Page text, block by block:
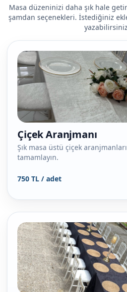
Masa düzeninizi daha şık hale
şamdan seçenekleri. İstediğiniz
Çiçek Aranjmanı
Şık masa üstü çiçek
tamamlayın.
750 TL / adet